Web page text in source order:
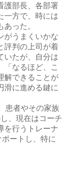
護部長、各部署
一方で、時には
った。
がうまくいかな
評判の上司が着
いたが、自分は
「なるほど、こ
解できることが
滑に進める鍵に
患者やその家族
、現在はコーチ
を行うトレーナ
ートし、特に